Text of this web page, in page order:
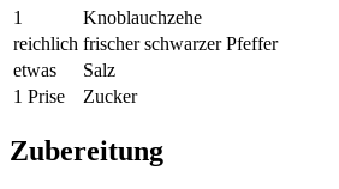
1
Knoblauchzehe
reichlich frischer schwarzer Pfeffer
etwas
Salz
1 Prise
Zucker
Zubereitung